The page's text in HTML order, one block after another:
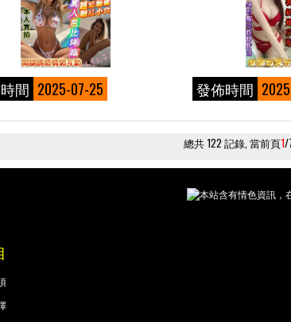
間 2025-07-25 發佈時間
總共 122 記錄, 當前頁1/
本站含有情色資訊，